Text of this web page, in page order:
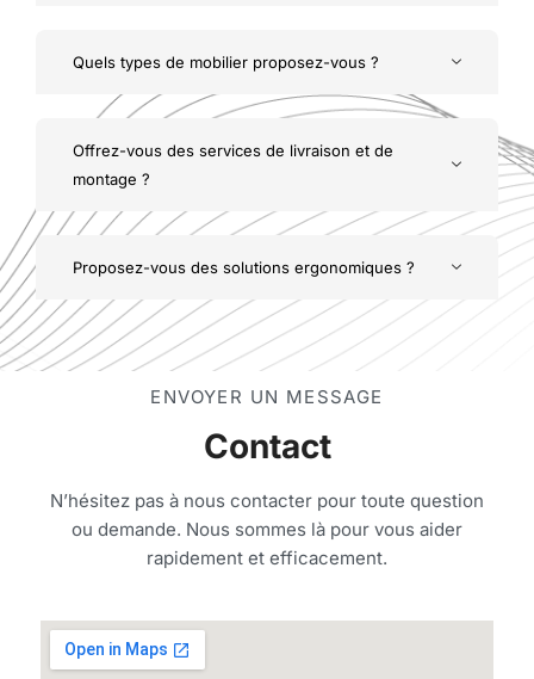
Quels types de mobilier proposez-vous ?
Offrez-vous des services de livraison et de
montage ?
Proposez-vous des solutions ergonomiques ?
ENVOYER UN MESSAGE
Contact
N’hésitez pas à nous contacter pour toute question
ou demande. Nous sommes là pour vous aider
rapidement et efficacement.